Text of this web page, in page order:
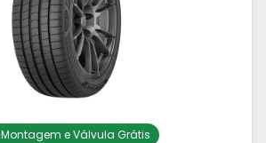
Montagem e Válvula Grátis